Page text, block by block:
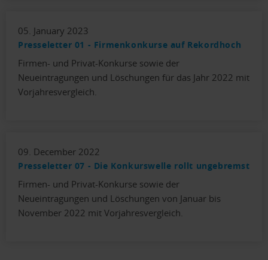
05. January 2023
Presseletter 01 - Firmenkonkurse auf Rekordhoch
Firmen- und Privat-Konkurse sowie der
Neueintragungen und Löschungen für das Jahr 2022 mit
Vorjahresvergleich.
09. December 2022
Presseletter 07 - Die Konkurswelle rollt ungebremst
Firmen- und Privat-Konkurse sowie der
Neueintragungen und Löschungen von Januar bis
November 2022 mit Vorjahresvergleich.